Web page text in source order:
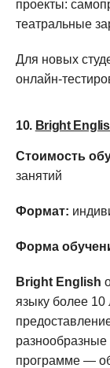
проекты:
театральные
Для новых
онлайн-
10. Bright
Стоимость
занятий
Формат:
Форма
Bright English
языку более
разнообразные
программе —